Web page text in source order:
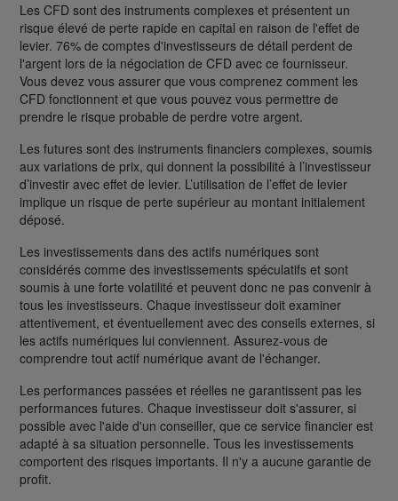
Les CFD sont des instruments complexes et présentent un
risque élevé de perte rapide en capital en raison de l'effet de
levier. 76% de comptes d'investisseurs de détail perdent de
l'argent lors de la négociation de CFD avec ce fournisseur.
Vous devez vous assurer que vous comprenez comment les
CFD fonctionnent et que vous pouvez vous permettre de
prendre le risque probable de perdre votre argent.
Les futures sont des instruments financiers complexes, soumis
aux variations de prix, qui donnent la possibilité à l’investisseur
d’investir avec effet de levier. L’utilisation de l’effet de levier
implique un risque de perte supérieur au montant initialement
déposé.
Les investissements dans des actifs numériques sont
considérés comme des investissements spéculatifs et sont
soumis à une forte volatilité et peuvent donc ne pas convenir à
tous les investisseurs. Chaque investisseur doit examiner
attentivement, et éventuellement avec des conseils externes, si
les actifs numériques lui conviennent. Assurez-vous de
comprendre tout actif numérique avant de l'échanger.
Les performances passées et réelles ne garantissent pas les
performances futures. Chaque investisseur doit s'assurer, si
possible avec l'aide d'un conseiller, que ce service financier est
adapté à sa situation personnelle. Tous les investissements
comportent des risques importants. Il n'y a aucune garantie de
profit.